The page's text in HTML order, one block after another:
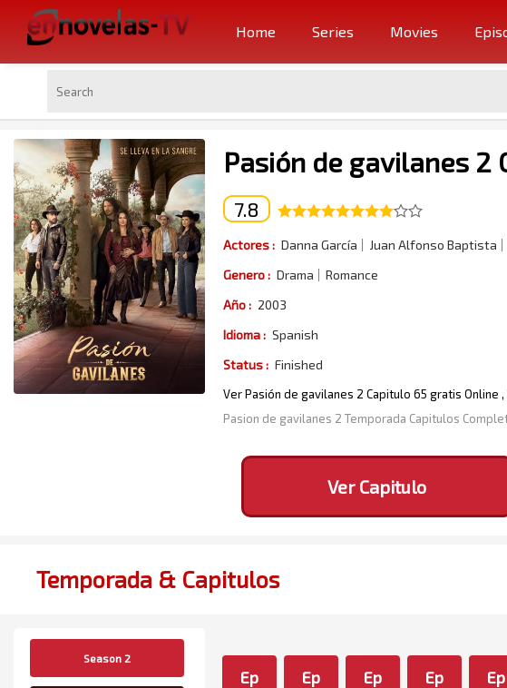
Home Series Movies
Pasión de gavilanes 2
7.8
Actores : Danna García Juan Alfonso Baptista
Genero : Drama Romance
Año : 2003
Idioma : Spanish
Status : Finished
Ver Pasión de gavilanes 2 Capitulo 65 gratis Online
Pasion de gavilanes 2 Temporada Capitulos
Ver Capitulo
Temporada & Capitulos
Season 2
Ep Ep Ep Ep Ep